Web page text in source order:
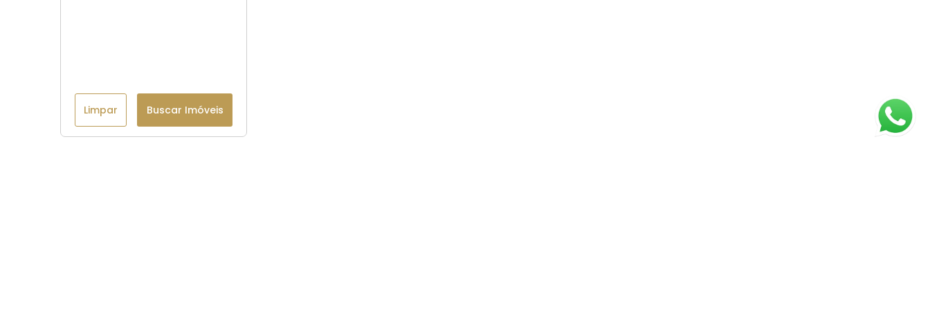
Limpar Buscar Imóveis